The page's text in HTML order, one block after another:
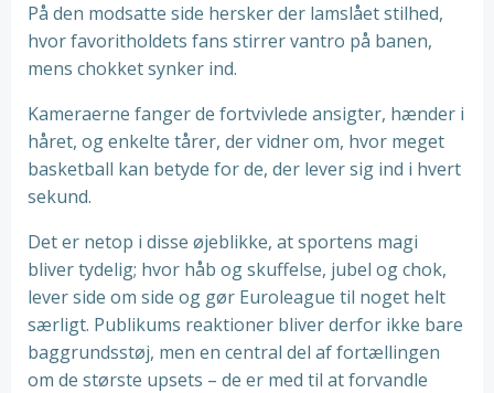
På den modsatte side hersker der lamslået stilhed,
hvor favoritholdets fans stirrer vantro på banen,
mens chokket synker ind.
Kameraerne fanger de fortvivlede ansigter, hænder i
håret, og enkelte tårer, der vidner om, hvor meget
basketball kan betyde for de, der lever sig ind i hvert
sekund.
Det er netop i disse øjeblikke, at sportens magi
bliver tydelig; hvor håb og skuffelse, jubel og chok,
lever side om side og gør Euroleague til noget helt
særligt. Publikums reaktioner bliver derfor ikke bare
baggrundsstøj, men en central del af fortællingen
om de største upsets – de er med til at forvandle